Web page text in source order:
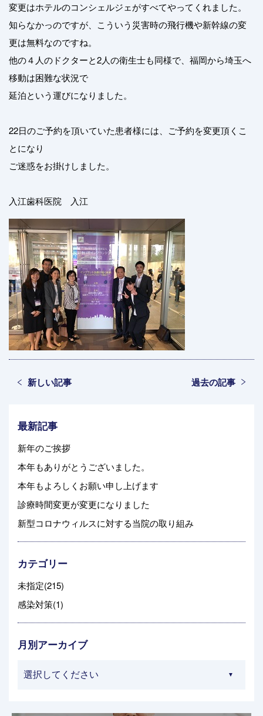
変更はホテルのコンシェルジェがすべてやってくれました。
知らなかっのですが、こういう災害時の飛行機や新幹線の変
更は無料なのですね。
他の４人のドクターと2人の衛生士も同様で、福岡から埼玉へ
移動は困難な状況で
延泊という運びになりました。
22日のご予約を頂いていた患者様には、ご予約を変更頂くこ
とになり
ご迷惑をお掛けしました。
入江歯科医院 入江
新しい記事 過去の記事
最新記事
新年のご挨拶
本年もありがとうございました。
本年もよろしくお願い申し上げます
診療時間変更が変更になりました
新型コロナウィルスに対する当院の取り組み
カテゴリー
未指定(215)
感染対策(1)
月別アーカイブ